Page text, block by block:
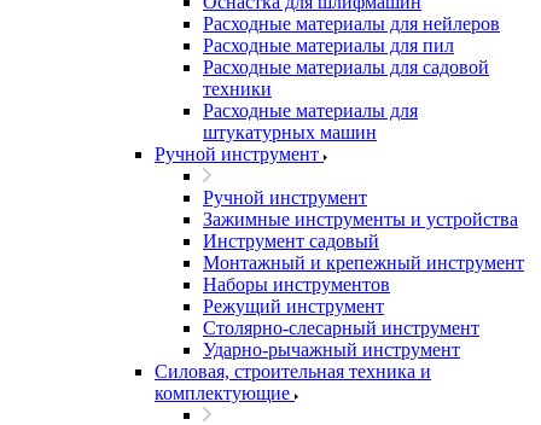
Расходные материалы для нейлеров
Расходные материалы для пил
Расходные материалы для садовой
техники
Расходные материалы для
штукатурных машин
Ручной инструмент
Ручной инструмент
Зажимные инструменты и устройства
Инструмент садовый
Монтажный и крепежный инструмент
Наборы инструментов
Режущий инструмент
Столярно-слесарный инструмент
Ударно-рычажный инструмент
Силовая, строительная техника и
комплектующие